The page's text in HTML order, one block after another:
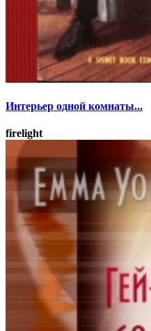
Интерьер одной комнаты...
firelight